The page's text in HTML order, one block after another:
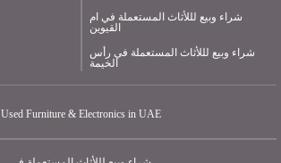
شراء وبيع لللأثاث المستعملة في ام
القيوين
شراء وبيع لللأثاث المستعملة في رأس
الخيمة
Used Furniture & Electronics in UAE